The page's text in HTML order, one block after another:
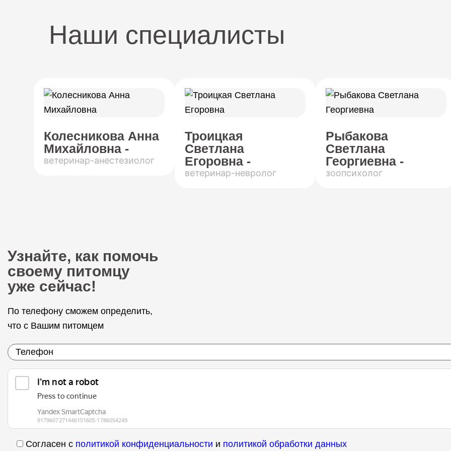
Наши специалисты
Колесникова Анна
Михайловна -
ветеринар-анестезиолог
Троицкая
Светлана
Егоровна -
ветеринар-невролог
Рыбакова
Светлана
Георгиевна -
зоопсихолог
Узнайте, как помочь
своему питомцу
уже сейчас!
По телефону сможем определить,
что с Вашим питомцем
Согласен с политикой конфиденциальности и политикой обработки данных